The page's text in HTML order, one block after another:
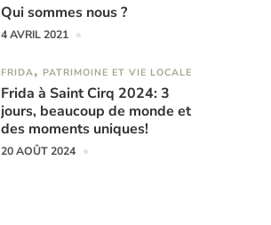
Qui sommes nous ?
4 AVRIL 2021
FRIDA PATRIMOINE ET VIE LOCALE
Frida à Saint Cirq 2024: 3
jours, beaucoup de monde et
des moments uniques!
20 AOÛT 2024